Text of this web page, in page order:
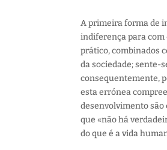
A primeira forma de
indiferença para com
prático, combinados
da sociedade; sente-
consequentemente,
esta errónea
desenvolvimento são
que «não há
do que é a vida